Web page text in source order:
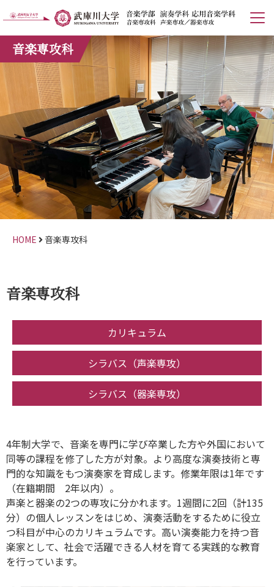
音楽専攻科
HOME 音楽専攻科
音楽専攻科
カリキュラム
シラバス（声楽専攻）
シラバス（器楽専攻）
4年制大学で、音楽を専門に学び卒業した方や外国において
同等の課程を修了した方が対象。より高度な演奏技術と専
門的な知識をもつ演奏家を育成します。修業年限は1年です
（在籍期間 2年以内）。
声楽と器楽の2つの専攻に分かれます。1週間に2回（計135
分）の個人レッスンをはじめ、演奏活動をするために役立
つ科目が中心のカリキュラムです。高い演奏能力を持つ音
楽家として、社会で活躍できる人材を育てる実践的な教育
を行っています。